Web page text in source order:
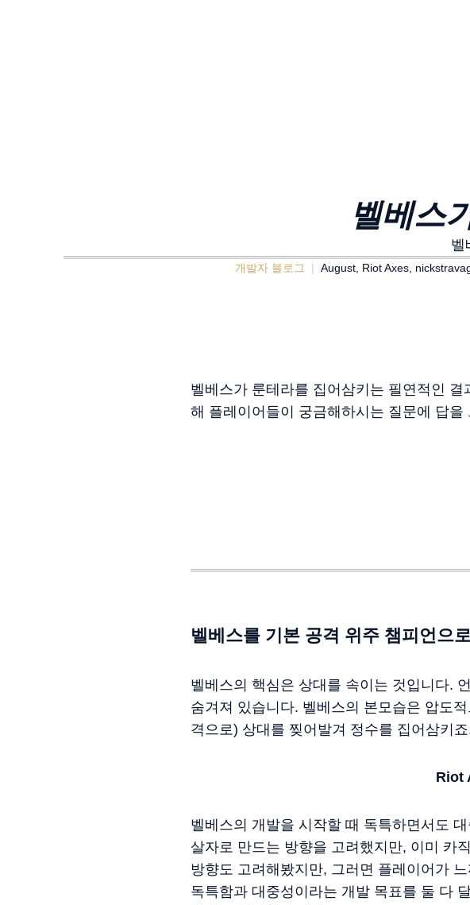
벨베스
벨
개발자 블로그 August, Riot Axes,
벨베스가 룬테라를 집어삼키는 필연적인
해 플레이어들이 궁금해하시는 질문에 답을
벨베스를 기본 공격 위주 챔피언으
벨베스의 핵심은 상대를 속이는 것입니다.
숨겨져 있습니다. 벨베스의 본모습은 압도
격으로) 상대를 찢어발겨 정수를 집어삼키
Riot
벨베스의 개발을 시작할 때 독특하면서도
살자로 만드는 방향을 고려했지만, 이미 카
방향도 고려해봤지만, 그러면 플레이어가
독특함과 대중성이라는 개발 목표를 둘 다